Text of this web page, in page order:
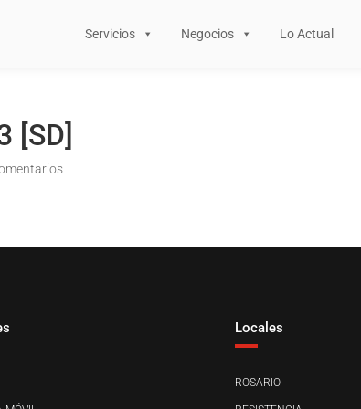
Servicios Negocios Lo Actual
[SD]
Locales
ROSARIO